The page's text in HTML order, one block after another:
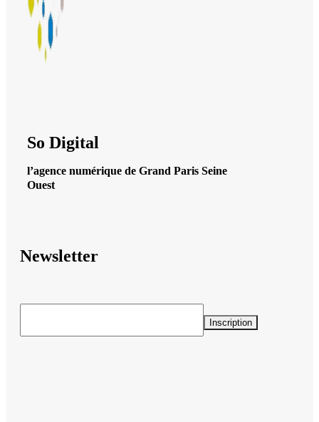
So Digital
l’agence numérique de Grand Paris Seine
Ouest
Newsletter